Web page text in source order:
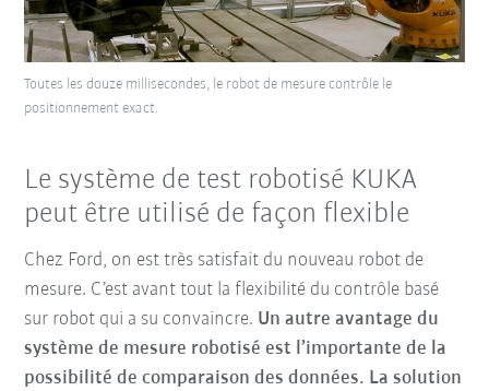
Toutes les douze millisecondes, le robot de mesure contrôle le
positionnement exact.
Le système de test robotisé KUKA
peut être utilisé de façon flexible
Chez Ford, on est très satisfait du nouveau robot de
mesure. C’est avant tout la flexibilité du contrôle basé
sur robot qui a su convaincre. Un autre avantage du
système de mesure robotisé est l’importante de la
possibilité de comparaison des données. La solution